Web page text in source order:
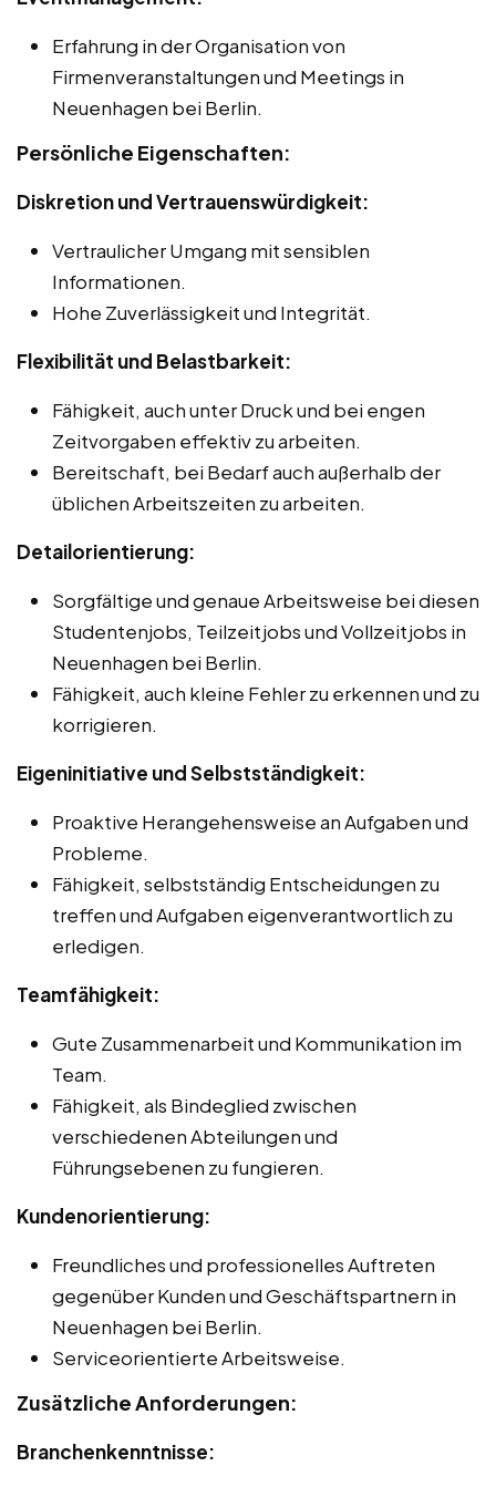
Erfahrung in der Organisation von
Firmenveranstaltungen und Meetings in
Neuenhagen bei Berlin.
Persönliche Eigenschaften:
Diskretion und Vertrauenswürdigkeit:
Vertraulicher Umgang mit sensiblen
Informationen.
Hohe Zuverlässigkeit und Integrität.
Flexibilität und Belastbarkeit:
Fähigkeit, auch unter Druck und bei engen
Zeitvorgaben effektiv zu arbeiten.
Bereitschaft, bei Bedarf auch außerhalb der
üblichen Arbeitszeiten zu arbeiten.
Detailorientierung:
Sorgfältige und genaue Arbeitsweise bei diesen
Studentenjobs, Teilzeitjobs und Vollzeitjobs in
Neuenhagen bei Berlin.
Fähigkeit, auch kleine Fehler zu erkennen und zu
korrigieren.
Eigeninitiative und Selbstständigkeit:
Proaktive Herangehensweise an Aufgaben und
Probleme.
Fähigkeit, selbstständig Entscheidungen zu
treffen und Aufgaben eigenverantwortlich zu
erledigen.
Teamfähigkeit:
Gute Zusammenarbeit und Kommunikation im
Team.
Fähigkeit, als Bindeglied zwischen
verschiedenen Abteilungen und
Führungsebenen zu fungieren.
Kundenorientierung:
Freundliches und professionelles Auftreten
gegenüber Kunden und Geschäftspartnern in
Neuenhagen bei Berlin.
Serviceorientierte Arbeitsweise.
Zusätzliche Anforderungen:
Branchenkenntnisse: